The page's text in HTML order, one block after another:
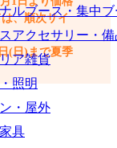
ルブース・集中
アクセサリー・備
ア雑貨
照明
・屋外
具
、順次サイ
(日)まで夏季